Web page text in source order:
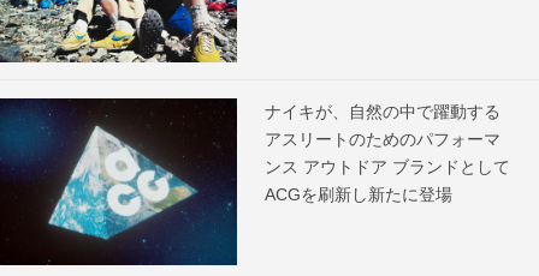
ナイキが、自然の中で躍動する
アスリートのためのパフォーマ
ンス アウトドア ブランドとして
ACGを刷新し新たに登場